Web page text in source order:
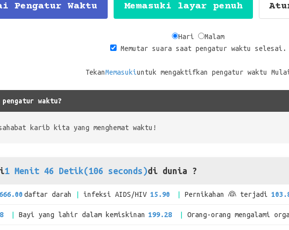
Pengatur Waktu Memasuki layar penuh
Hari
Malam
Memutar suara saat pengatur waktu selesai.
TekanMemasukiuntuk mengaktifkan pengatur waktu
pengatur waktu?
karib kita yang menghemat waktu!
1 Menit 46 Detik(106 seconds)di dunia ?
666.00 daftar darah infeksi AIDS/HIV 15.90 Pernikahan 👰 terjadi
Bayi yang lahir dalam kemiskinan 199.28 Orang-orang mengalami